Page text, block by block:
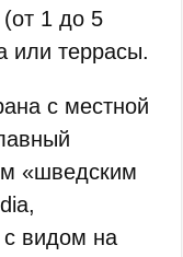
1 до 5
или террасы.
с местной
«шведским
видом на